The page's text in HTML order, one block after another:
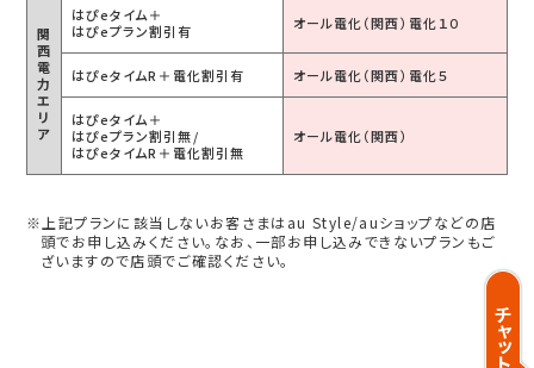
関
西
電
力
エ
リ
ア
はぴeタイム＋
はぴeプラン割引有
オール電化（関西）電化１０
はぴeタイムR＋ 電化割引有 オール電化（関西）電化５
はぴeタイム＋
はぴeプラン割引無/
はぴeタイムR＋ 電化割引無
オール電化（関西）
※上記プランに該当しないお客さまはau Style/auショップなどの店
頭でお申し込みください。なお、一部お申し込みできないプランもご
ざいますので店頭でご確認ください。